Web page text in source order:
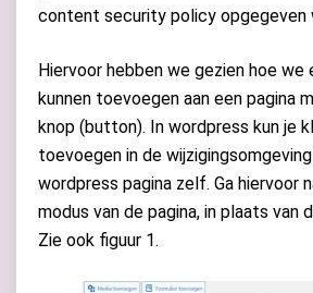
content security policy opgegeven
Hiervoor hebben we gezien hoe
kunnen toevoegen aan een pagina
knop (button). In wordpress kun je
toevoegen in de
wordpress pagina zelf. Ga hiervoor
modus van de pagina, in plaats van
Zie ook figuur 1.